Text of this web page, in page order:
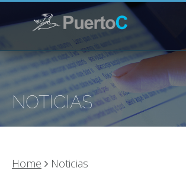
NOTICIAS
Home Noticias